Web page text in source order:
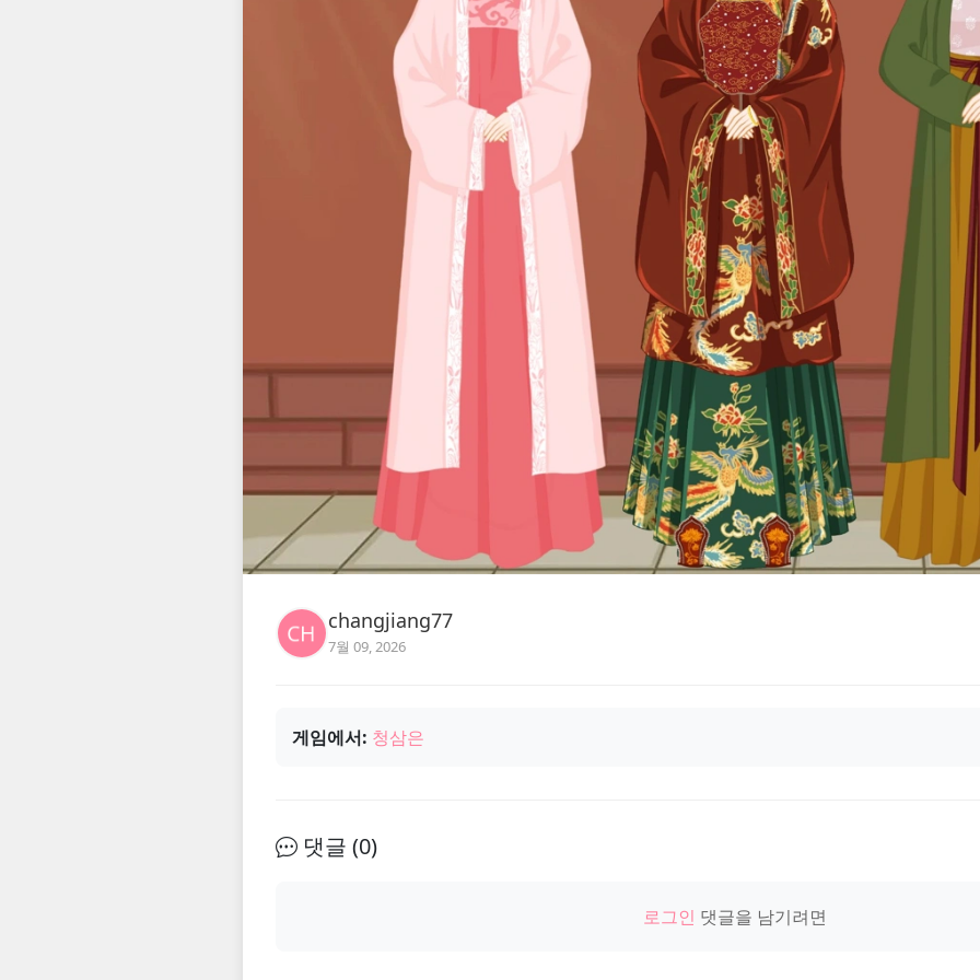
changjiang77
7월 09, 2026
게임에서: 청삼은
댓글 (0)
로그인 댓글을 남기려면